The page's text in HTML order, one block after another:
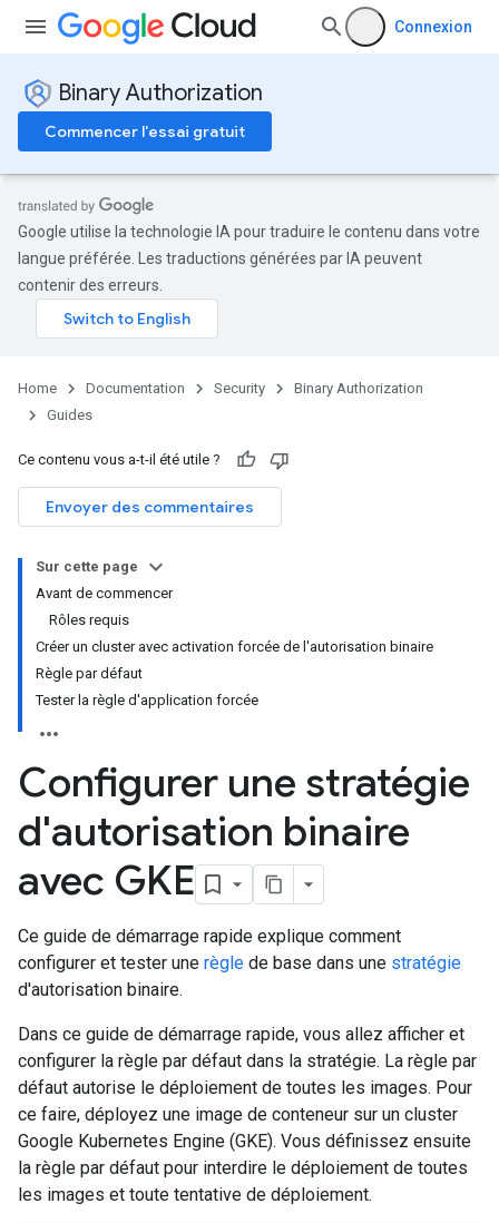
Connexion
Binary Authorization
Commencer l'essai gratuit
Google utilise la technologie IA pour traduire le contenu dans votre
langue préférée. Les traductions générées par IA peuvent
contenir des erreurs.
Home Documentation Security
Binary Authorization
Guides
Ce contenu vous a-t-il été utile ?
Envoyer des commentaires
Sur cette page
Avant de commencer
Rôles requis
Créer un cluster avec activation forcée de l'autorisation binaire
Règle par défaut
Tester la règle d'application forcée
Configurer une stratégie
d'autorisation binaire
avec GKE
Ce guide de démarrage rapide explique comment
configurer et tester une règle de base dans une stratégie
d'autorisation binaire.
Dans ce guide de démarrage rapide, vous allez afficher et
configurer la règle par défaut dans la stratégie. La règle par
défaut autorise le déploiement de toutes les images. Pour
ce faire, déployez une image de conteneur sur un cluster
Google Kubernetes Engine (GKE). Vous définissez ensuite
la règle par défaut pour interdire le déploiement de toutes
les images et toute tentative de déploiement.